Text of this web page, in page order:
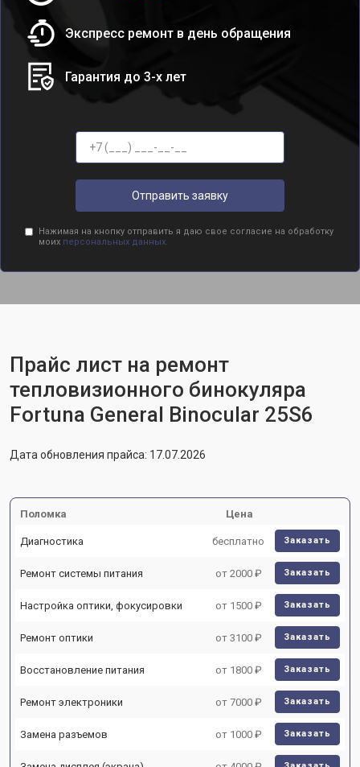
Экспресс ремонт в день обращения
Гарантия до 3-х лет
Отправить заявку
Нажимая на кнопку отправить я даю свое согласие на обработку
моих персональных данных.
Прайс лист на ремонт
тепловизионного бинокуляра
Fortuna General Binocular 25S6
Дата обновления прайса: 17.07.2026
Поломка Цена
Диагностика бесплатно Заказать
Ремонт системы питания от 2000 ₽ Заказать
Настройка оптики, фокусировки от 1500 ₽ Заказать
Ремонт оптики от 3100 ₽ Заказать
Восстановление питания от 1800 ₽ Заказать
Ремонт электроники от 7000 ₽ Заказать
Замена разъемов от 1000 ₽ Заказать